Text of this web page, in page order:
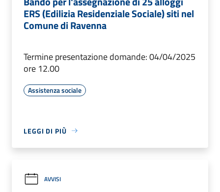
ERS (Edilizia Residenziale Sociale) siti nel
Comune di Ravenna
Termine presentazione domande: 04/04/2025
ore 12.00
Assistenza sociale
LEGGI DI PIÙ
AVVISI